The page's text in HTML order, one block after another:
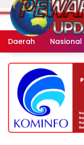
Langsung
ke
konten
Daerah
Nasional